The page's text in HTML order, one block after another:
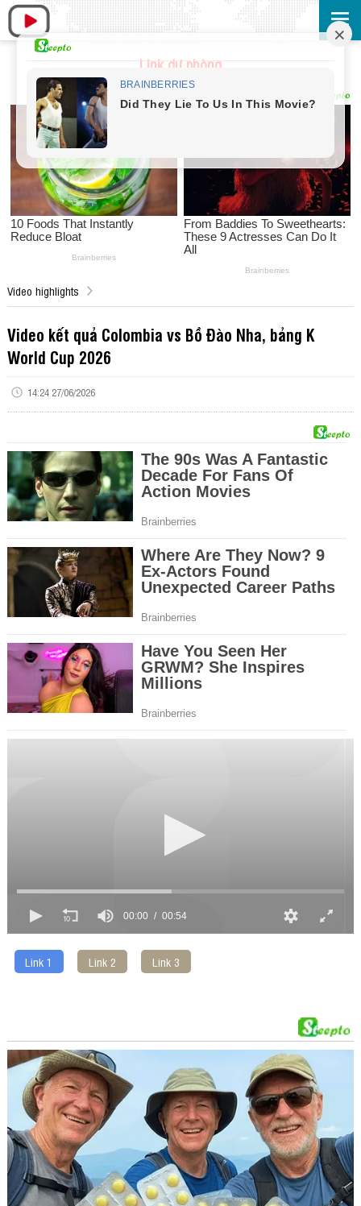
Link dự phòng
Video highlights
Video kết quả Colombia vs Bồ Đào Nha, bảng K
World Cup 2026
14:24 27/06/2026
00:00 00:54
Link 1 Link 2 Link 3